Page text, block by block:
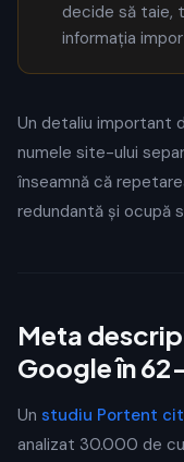
decide să taie,
informația
Un detaliu important
numele site-ului
înseamnă că
redundantă și ocupă
Meta
Google în
Un studiu Portent
analizat 30.000 de